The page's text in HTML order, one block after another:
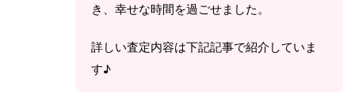
き、幸せな時間を過ごせました。
詳しい査定内容は下記記事で紹介していま
す♪